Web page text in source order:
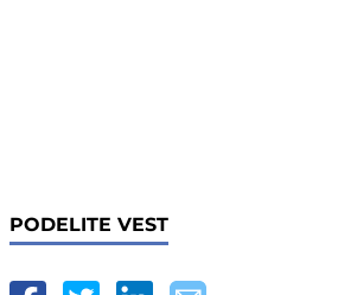
PODELITE VEST